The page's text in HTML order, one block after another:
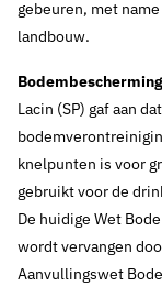
gebeuren, met
landbouw.
Lacin (SP) gaf aan dat
knelpunten is voor
gebruikt voor de
De huidige Wet
wordt vervangen
Aanvullingswet